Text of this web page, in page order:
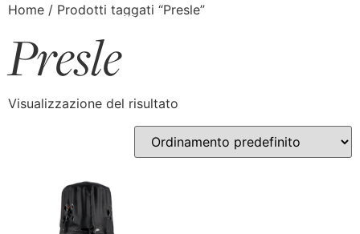
Home / Prodotti taggati “Presle”
Presle
Visualizzazione del risultato